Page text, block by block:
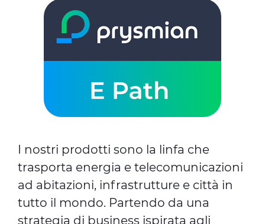
I nostri prodotti sono la linfa che
trasporta energia e telecomunicazioni
ad abitazioni, infrastrutture e città in
tutto il mondo. Partendo da una
strategia di business ispirata agli